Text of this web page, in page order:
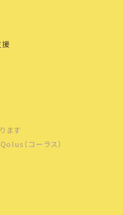
援
ます
（コーラス）